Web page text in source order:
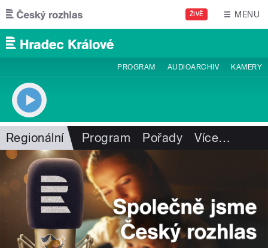
Přejít k hlavnímu obsahu
ŽIVĚ MENU
PROGRAM AUDIOARCHIV KAMERY
Regionální Program Pořady Více…